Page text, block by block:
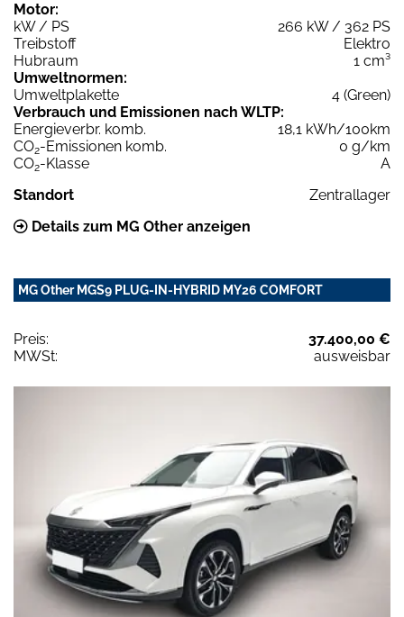
Motor:
kW / PS
266 kW / 362 PS
Treibstoff
Elektro
Hubraum
1 cm³
Umweltnormen:
Umweltplakette
4 (Green)
Verbrauch und Emissionen nach WLTP:
Energieverbr. komb.
18,1 kWh/100km
CO2-Emissionen komb.
0 g/km
CO2-Klasse
A
Standort
Zentrallager
Details zum MG Other anzeigen
MG Other MGS9 PLUG-IN-HYBRID MY26 COMFORT
Preis:
37.400,00 €
MWSt:
ausweisbar